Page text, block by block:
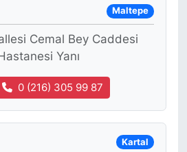
Maltepe
Cemal Bey Caddesi
Yanı
0 (216) 305 99 87
Kartal